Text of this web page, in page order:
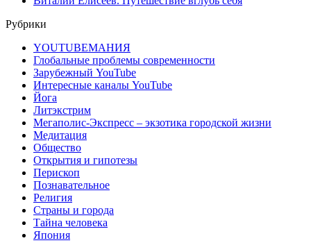
Рубрики
YOUTUBEМАНИЯ
Глобальные проблемы современности
Зарубежный YouTube
Интересные каналы YouTube
Йога
Литэкстрим
Мегаполис-Экспресс – экзотика городской жизни
Медитация
Общество
Открытия и гипотезы
Перископ
Познавательное
Религия
Страны и города
Тайна человека
Япония